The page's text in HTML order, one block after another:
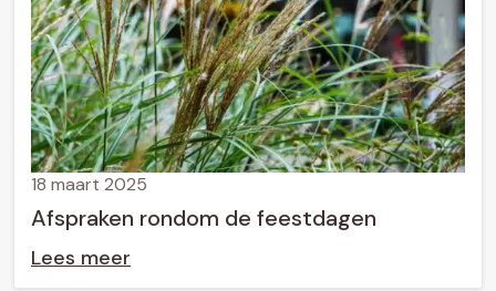
Afspraken rondom de feestdagen
18 maart 2025
Lees meer